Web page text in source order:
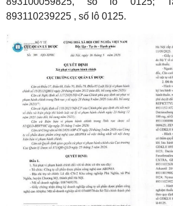
893110239225 , số lô 0125.